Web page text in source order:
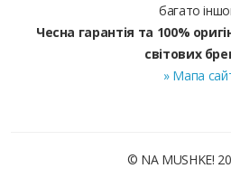
багато
Чесна гарантія та 100%
світових
» Мапа
© NA MUSHKE!